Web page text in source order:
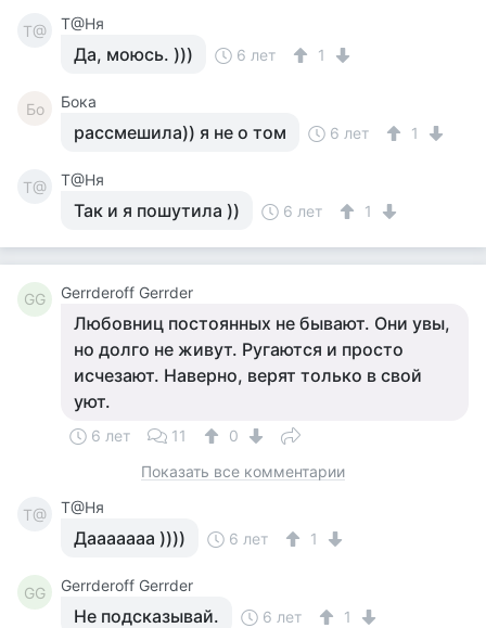
Т@ Т@Ня
Да, моюсь. ))) 6 лет 1
Бо Бока
рассмешила)) я не о том 6 лет 1
Т@ Т@Ня
Так и я пошутила )) 6 лет 1
GG Gerrderoff Gerrder
Любовниц постоянных не бывают. Они увы,
но долго не живут. Ругаются и просто
исчезают. Наверно, верят только в свой
уют.
6 лет 11
0
Показать все комментарии
Т@ Т@Ня
Дааааааа )))) 6 лет 1
GG Gerrderoff Gerrder
Не подсказывай. 6 лет 1